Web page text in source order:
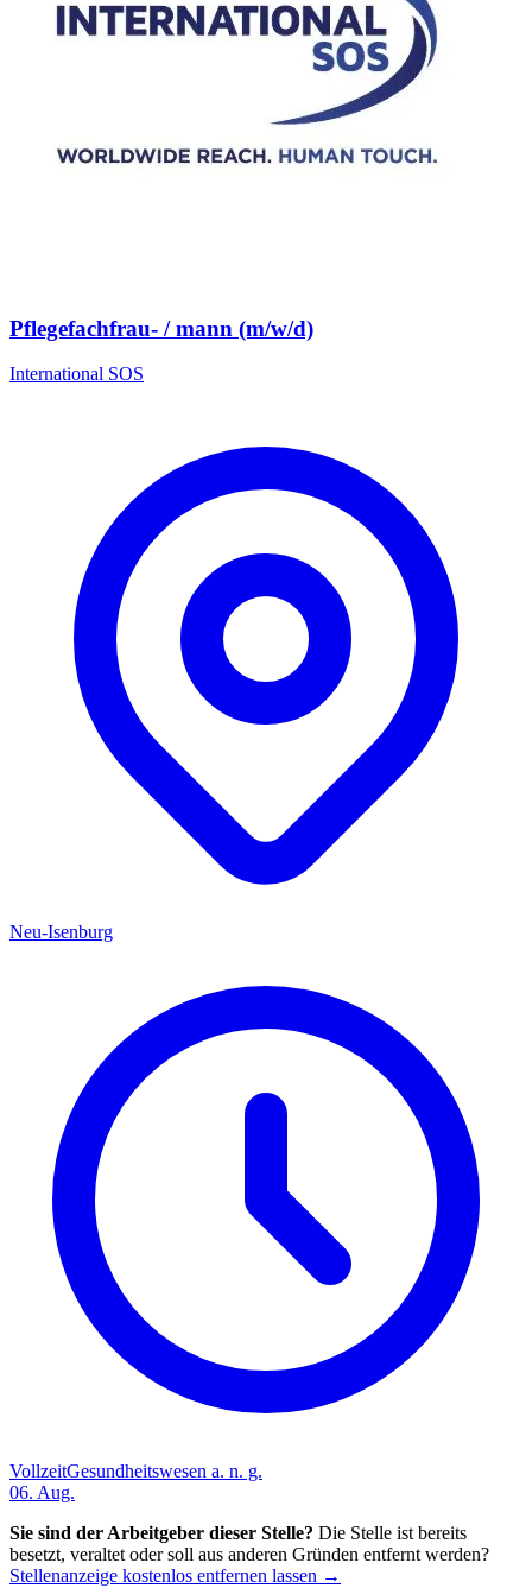
Pflegefachfrau- / mann (m/w/d)
International SOS
Neu-Isenburg
VollzeitGesundheitswesen a. n. g.
06. Aug.
Sie sind der Arbeitgeber dieser Stelle? Die Stelle ist bereits
besetzt, veraltet oder soll aus anderen Gründen entfernt werden?
Stellenanzeige kostenlos entfernen lassen →